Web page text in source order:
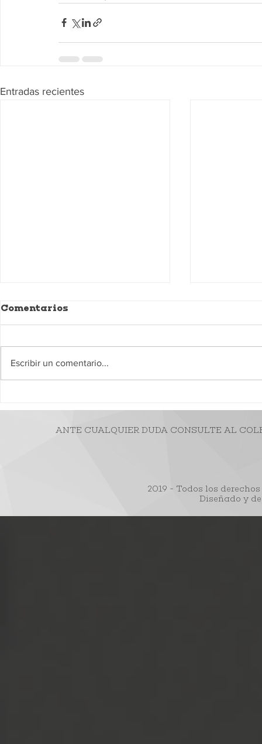
Entradas recientes
indemnizatorio y la
imprevisibilidad
¿qué
Comentarios
Escribir un comentario...
ANTE CUALQUIER DUDA CONSULTE AL
2019 - Todos los
Diseñado y